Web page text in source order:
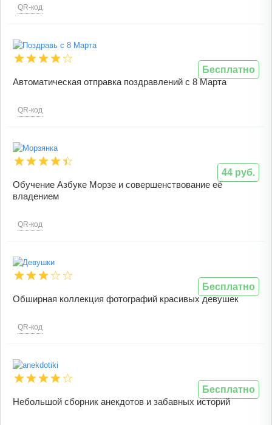
QR-код
Автоматическая отправка поздравлений с 8 Марта
QR-код
Бесплатно
Обучение Азбуке Морзе и совершенствование её
владением
QR-код
44 руб.
Обширная коллекция фотографий красивых девушек
QR-код
Бесплатно
Небольшой сборник анекдотов и забавных историй
Бесплатно